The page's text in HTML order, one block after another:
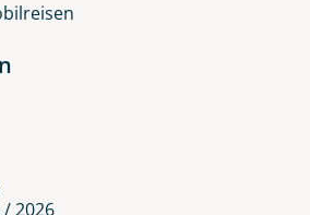
/ 2026